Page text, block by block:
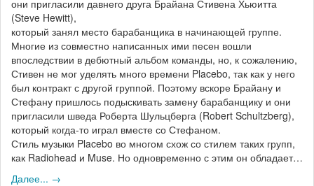
они пригласили давнего друга Брайана Стивена Хьюитта
(Steve Hewitt),
который занял место барабанщика в начинающей группе.
Многие из совместно написанных ими песен вошли
впоследствии в дебютный альбом команды, но, к сожалению,
Стивен не мог уделять много времени Placebo, так как у него
был контракт с другой группой. Поэтому вскоре Брайану и
Стефану пришлось подыскивать замену барабанщику и они
пригласили шведа Роберта Шульцберга (Robert Schultzberg),
который когда-то играл вместе со Стефаном.
Стиль музыки Placebo во многом схож со стилем таких групп,
как Radiohead и Muse. Но одновременно с этим он обладает…
Далее... →